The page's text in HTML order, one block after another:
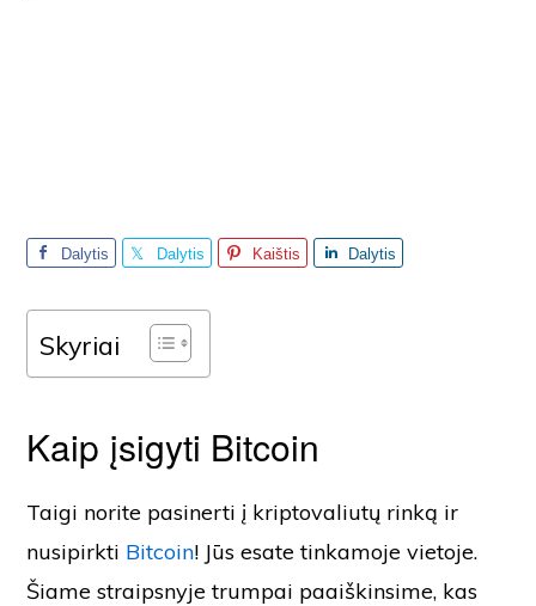
Dalytis Dalytis Kaištis Dalytis
Skyriai
Kaip įsigyti Bitcoin
Taigi norite pasinerti į kriptovaliutų rinką ir
nusipirkti Bitcoin! Jūs esate tinkamoje vietoje.
Šiame straipsnyje trumpai paaiškinsime, kas